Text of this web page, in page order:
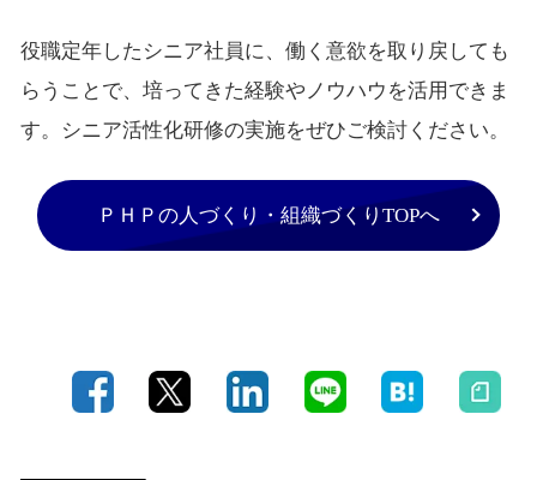
役職定年したシニア社員に、働く意欲を取り戻しても
らうことで、培ってきた経験やノウハウを活用できま
す。シニア活性化研修の実施をぜひご検討ください。
ＰＨＰの人づくり・組織づくりTOPへ